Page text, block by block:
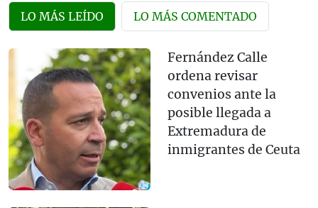
LO MÁS LEÍDO LO MÁS COMENTADO
Fernández Calle
ordena revisar
convenios ante la
posible llegada a
Extremadura de
inmigrantes de Ceuta